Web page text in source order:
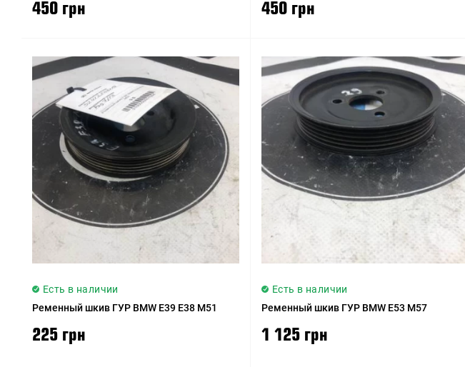
450 грн 450 грн
Есть в наличии
Ременный шкив ГУР BMW E39 E38 M51
225 грн
Есть в наличии
Ременный шкив ГУР BMW E53 M57
1 125 грн